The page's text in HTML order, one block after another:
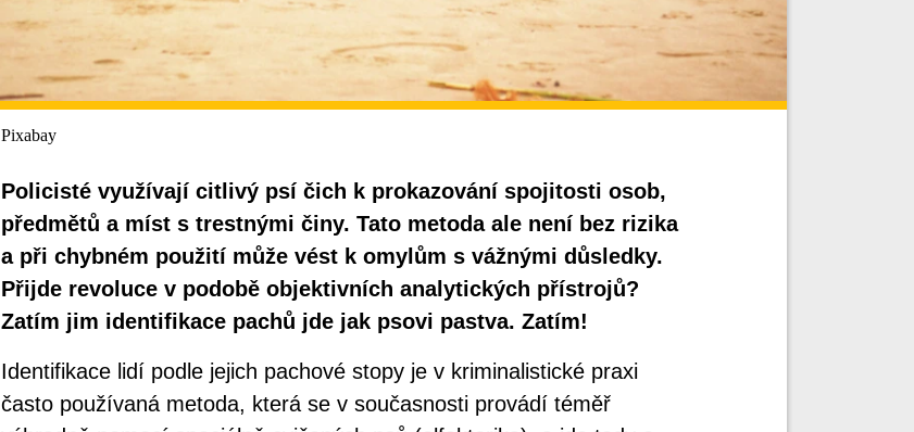
Pixabay
Policisté využívají citlivý psí čich k prokazování spojitosti osob,
předmětů a míst s trestnými činy. Tato metoda ale není bez rizika
a při chybném použití může vést k omylům s vážnými důsledky.
Přijde revoluce v podobě objektivních analytických přístrojů?
Zatím jim identifikace pachů jde jak psovi pastva. Zatím!
Identifikace lidí podle jejich pachové stopy je v kriminalistické praxi
často používaná metoda, která se v současnosti provádí téměř